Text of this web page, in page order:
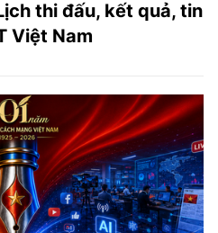
thi đấu, kết quả, tin
Việt Nam